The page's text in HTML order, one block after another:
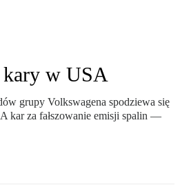
w USA
grupy Volkswagena spodziewa się
kar za fałszowanie emisji spalin —